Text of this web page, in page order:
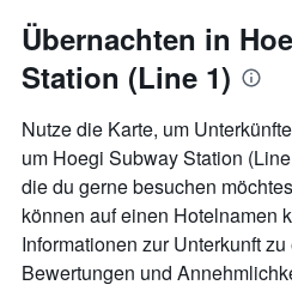
Übernachten in
Station (Line 1)
Nutze die Karte, um
um Hoegi Subway Station
die du gerne besuchen
können auf einen Hotelnamen
Informationen zur Unterkunft
Bewertungen und